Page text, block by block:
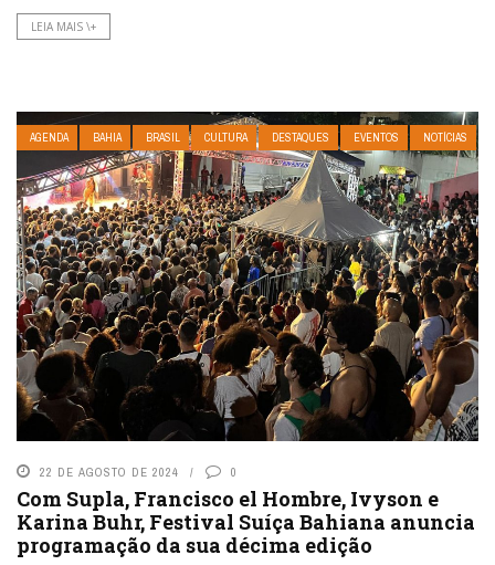
LEIA MAIS \+
AGENDA BAHIA BRASIL CULTURA DESTAQUES EVENTOS NOTÍCIAS
22 DE AGOSTO DE 2024 0
Com Supla, Francisco el Hombre, Ivyson e
Karina Buhr, Festival Suíça Bahiana anuncia
programação da sua décima edição